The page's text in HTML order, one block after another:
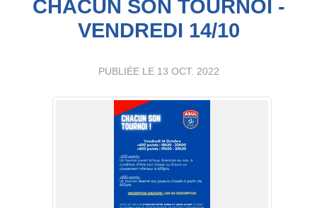
CHACUN SON TOURNOI -
VENDREDI 14/10
PUBLIÉE LE 13 OCT. 2022